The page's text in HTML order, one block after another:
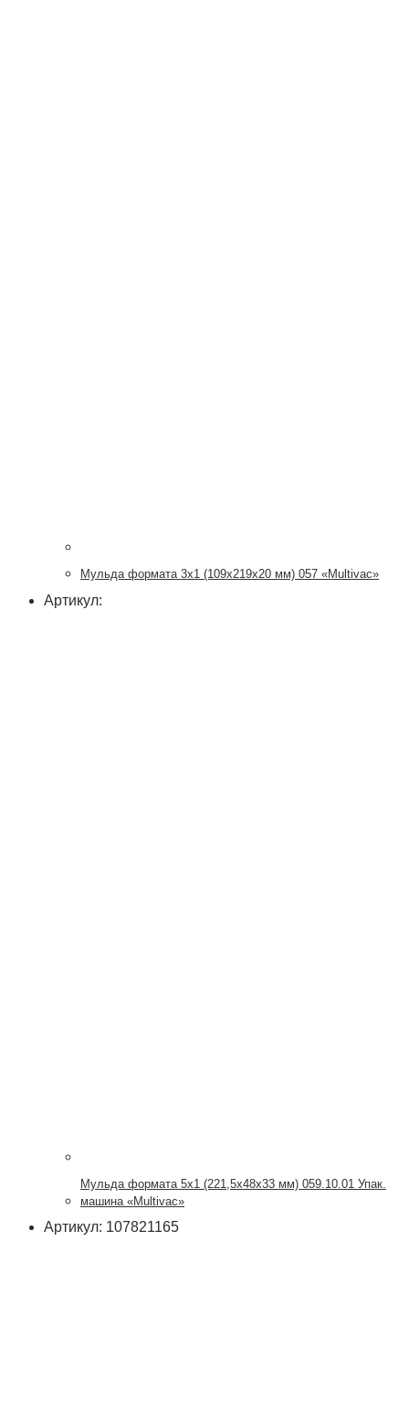
Мульда формата 3х1 (109x219x20 мм) 057 «Multivac»
Артикул:
Мульда формата 5х1 (221,5х48х33 мм) 059.10.01 Упак.
машина «Multivac»
Артикул: 107821165